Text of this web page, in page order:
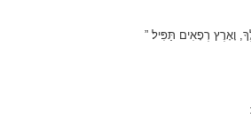
וָאָרֶץ רְפָאִים תַּפִּיל׃ ”